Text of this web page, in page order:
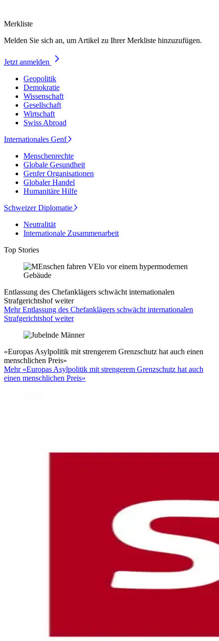
Merkliste
Melden Sie sich an, um Artikel zu Ihrer Merkliste hinzuzufügen.
Jetzt anmelden
Geopolitik
Demokratie
Wissenschaft
Gesellschaft
Wirtschaft
Swiss Abroad
Internationales Genf
Menschenrechte
Globale Gesundheit
Genfer Organisationen
Globaler Handel
Humanitäre Hilfe
Schweizer Diplomatie
Neutralität
Internationale Zusammenarbeit
Top Stories
Entlassung des Chefanklägers schwächt internationalen
Strafgerichtshof weiter
Mehr Entlassung des Chefanklägers schwächt internationalen
Strafgerichtshof weiter
«Europas Asylpolitik mit strengerem Grenzschutz hat auch einen
menschlichen Preis»
Mehr «Europas Asylpolitik mit strengerem Grenzschutz hat auch
einen menschlichen Preis»